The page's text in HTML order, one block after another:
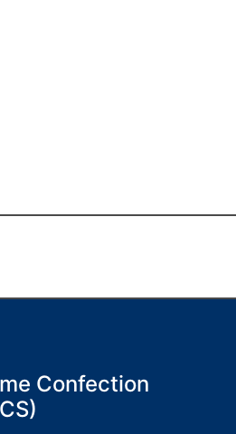
Confection